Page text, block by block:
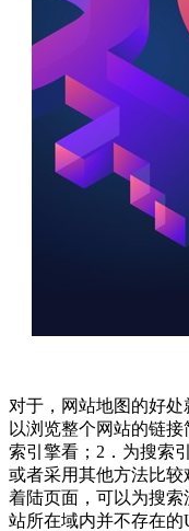
对于，网站地图的好
以浏览整个网站的链
索引擎看；2．为搜索
或者采用其他方法比
着陆页面，可以为搜
站所在域内并不存在